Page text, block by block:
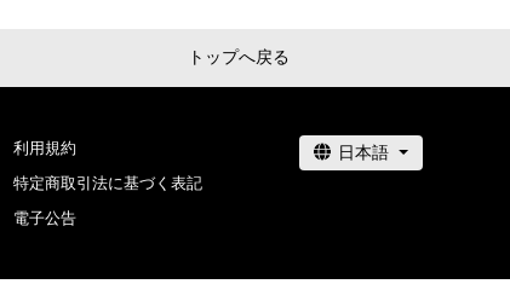
トップへ戻る
利用規約
特定商取引法に基づく表記
電子公告